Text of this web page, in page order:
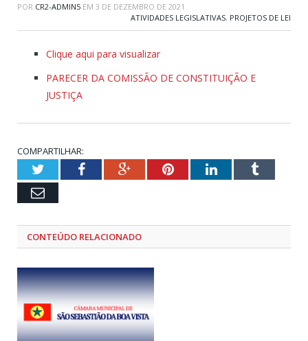
POR CR2-ADMIN5 EM 3 DE DEZEMBRO DE 2021
ATIVIDADES LEGISLATIVAS, PROJETOS DE LEI
Clique aqui para visualizar
PARECER DA COMISSÃO DE CONSTITUIÇÃO E
JUSTIÇA
COMPARTILHAR:
TwitterFacebookGoogle+PinterestLinkedInTumblr
Email
CONTEÚDO RELACIONADO